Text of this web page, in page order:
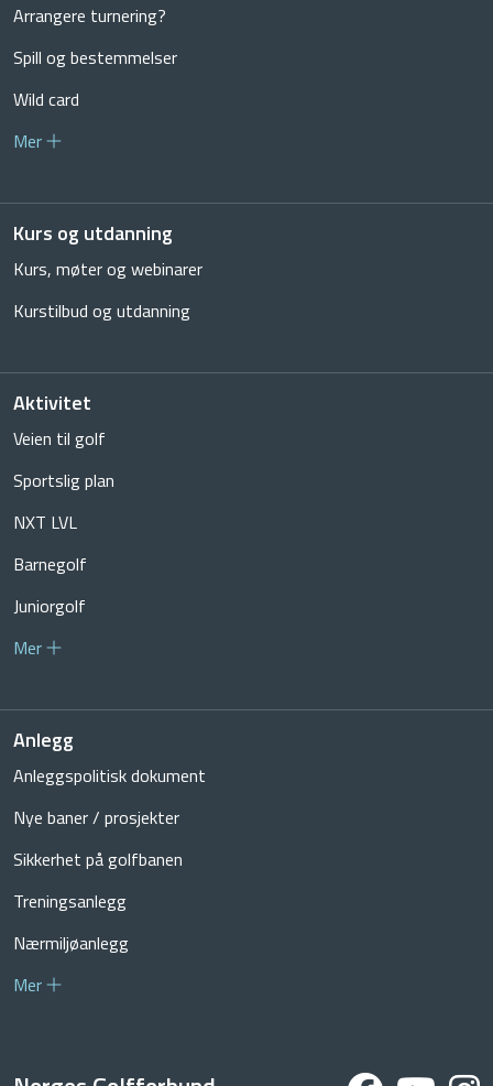
Arrangere turnering?
Spill og bestemmelser
Wild card
Mer
Kurs og utdanning
Kurs, møter og webinarer
Kurstilbud og utdanning
Aktivitet
Veien til golf
Sportslig plan
NXT LVL
Barnegolf
Juniorgolf
Mer
Anlegg
Anleggspolitisk dokument
Nye baner / prosjekter
Sikkerhet på golfbanen
Treningsanlegg
Nærmiljøanlegg
Mer